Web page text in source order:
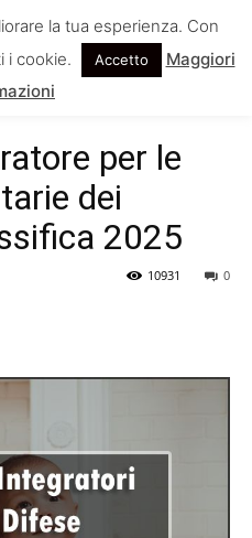
per le
dei
2025
0
10931
la tua esperienza. Con
i cookie.
Accetto
Maggiori